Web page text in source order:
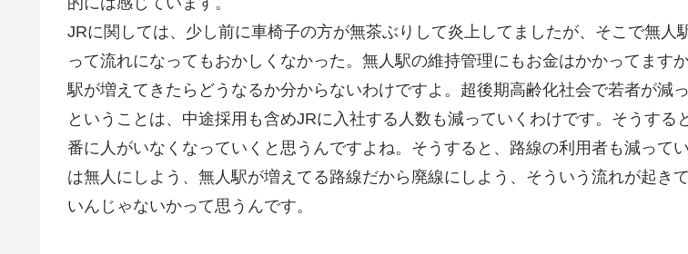
JRに関しては、少し前に車椅子の方が無茶ぶりして炎上してましたが、そこで無人
って流れになってもおかしくなかった。無人駅の維持管理にもお金はかかってます
駅が増えてきたらどうなるか分からないわけですよ。超後期高齢化社会で若者が減
ということは、中途採用も含めJRに入社する人数も減っていくわけです。そうする
番に人がいなくなっていくと思うんですよね。そうすると、路線の利用者も減って
は無人にしよう、無人駅が増えてる路線だから廃線にしよう、そういう流れが起き
いんじゃないかって思うんです。